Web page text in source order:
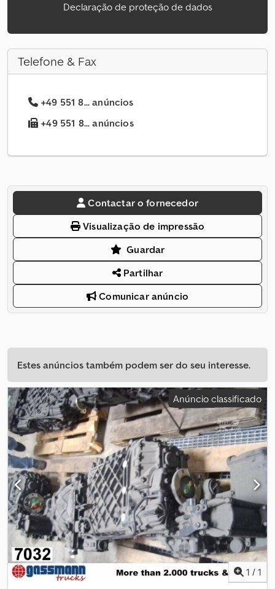
Declaração de proteção de dados
Telefone & Fax
+49 551 8... anúncios
+49 551 8... anúncios
Contactar o fornecedor
Visualização de impressão
Guardar
Partilhar
Comunicar anúncio
Estes anúncios também podem ser do seu interesse.
Anúncio classificado
1 / 1